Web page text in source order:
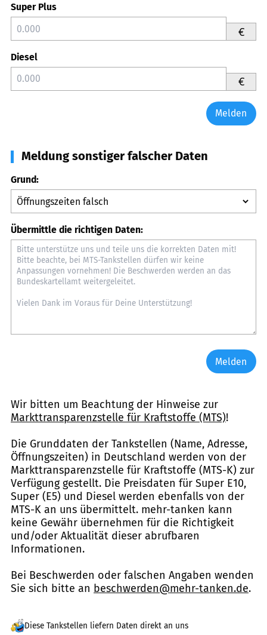
Super Plus
€
Diesel
€
Melden
Meldung sonstiger falscher Daten
Grund:
Übermittle die richtigen Daten:
Melden
Wir bitten um Beachtung der Hinweise zur
Markttransparenzstelle für Kraftstoffe (MTS)!
Die Grunddaten der Tankstellen (Name, Adresse,
Öffnungszeiten) in Deutschland werden von der
Markttransparenzstelle für Kraftstoffe (MTS-K) zur
Verfügung gestellt. Die Preisdaten für Super E10,
Super (E5) und Diesel werden ebenfalls von der
MTS-K an uns übermittelt. mehr-tanken kann
keine Gewähr übernehmen für die Richtigkeit
und/oder Aktualität dieser abrufbaren
Informationen.
Bei Beschwerden oder falschen Angaben wenden
Sie sich bitte an beschwerden@mehr-tanken.de.
Diese Tankstellen liefern Daten direkt an uns